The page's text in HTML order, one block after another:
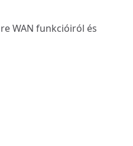
WAN funkcióiról és